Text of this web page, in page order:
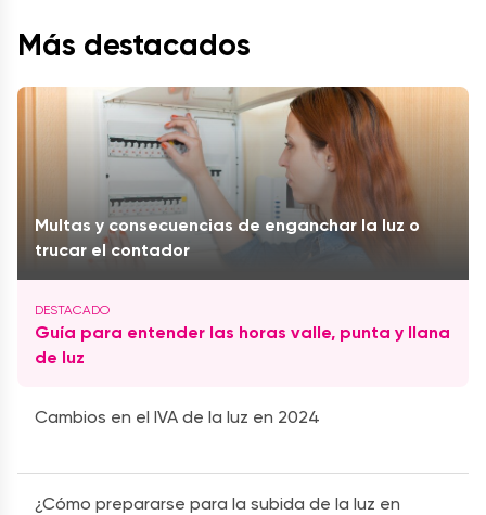
Más destacados
Multas y consecuencias de enganchar la luz o
trucar el contador
Guía para entender las horas valle, punta y llana
de luz
Cambios en el IVA de la luz en 2024
¿Cómo prepararse para la subida de la luz en